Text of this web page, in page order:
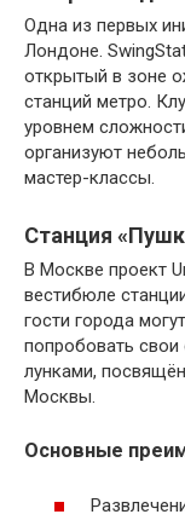
Одна из первых
Лондоне.
открытый в зоне
станций метро.
уровнем
организуют
мастер-классы.
Станция
В Москве проект
вестибюле
гости города
попробовать
лунками,
Москвы.
Основные